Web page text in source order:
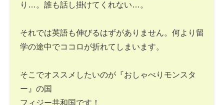
り…。誰も話し掛けてくれない…。
それでは英語も伸びるはずがありません。何より留
学の途中でココロが折れてしまいます。
そこでオススメしたいのが『おしゃべりモンスタ
ー』の国
フィジー共和国です！